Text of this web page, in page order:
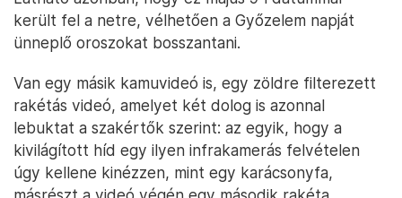
került fel a netre, vélhetően a Győzelem napját
ünneplő oroszokat bosszantani.
Van egy másik kamuvideó is, egy zöldre filterezett
rakétás videó, amelyet két dolog is azonnal
lebuktat a szakértők szerint: az egyik, hogy a
kivilágított híd egy ilyen infrakamerás felvételen
úgy kellene kinézzen, mint egy karácsonyfa,